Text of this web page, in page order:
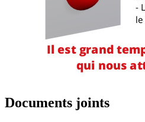
Documents joints